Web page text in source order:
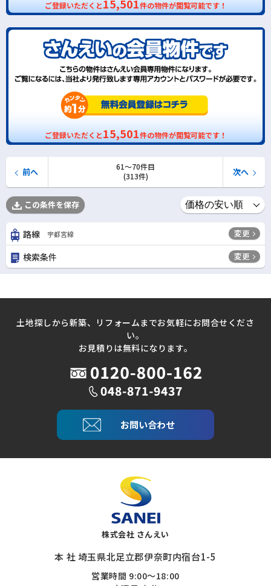
ご登録いただくと15,501件の物件が閲覧可能です！
ご登録いただくと15,501件の物件が閲覧可能です！
61〜70件目
(313件)
前へ 次へ
この条件を保存
路線 宇都宮線 変更
検索条件 変更
土地探しから新築、リフォームまでお気軽にお問合せくださ
い。
お見積りは無料になります。
お問い合わせ
株式会社 さんえい
本 社 埼玉県北足立郡伊奈町内宿台1-5
営業時間 9:00～18:00